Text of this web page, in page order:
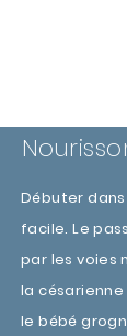
Débuter
facile. Le
par les voies
la
le bébé